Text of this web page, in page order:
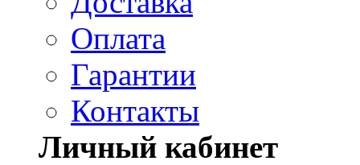
Оплата
Гарантии
Контакты
Личный кабинет